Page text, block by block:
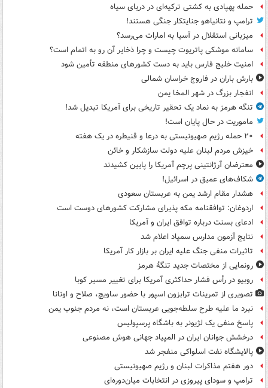
حمله پهپادی به کشتی ترکیه‌ای در دریای سیاه
ترامپ و نتانیاهو جنایتکار جنگی هستند!
میزبانی استقلال در آسیا به امارات می‌رسد؟
سامانه موشکی پاتریوت چیست و چرا ذخایر آن رو به اتمام است؟
امنیت خلیج فارس باید به دست کشورهای منطقه تأمین شود
بارش باران در فاروج خراسان شمالی
انفجار بزرگ در شهر المخا یمن
تنگه هرمز به نماد یک تحقیر تاریخی برای آمریکا تبدیل شد!
ماموریت در حال پایان است!
۲۰ حمله رژیم صهیونیستی به درعا و قنیطره در یک هفته
خیزش مردم لبنان علیه دولت سازشکار و خائن
معترضان آرژانتینی پرچم آمریکا را پایین کشیدند
شکاف‌های عمیق در اسرائیل!
هشدار مقام ارشد یمن به عربستان سعودی
اردوغان: توافقنامه مکه پذیرای مشارکت کشورهای دوست است
ادعای بسنت درباره توافق ایران و آمریکا
نتایج آزمون مدارس سمپاد اعلام شد
تاثیرات منفی جنگ علیه ایران بر بازار کار آمریکا
رونمایی از مختصات جدید تنگۀ هرمز
روبیو در رأس فشار حداکثری آمریکا برای تغییر مسیر کوبا
تصویری از تمرینات ترابزون اسپور با حضور ساویچ، صلاح و اونانا
نبرد ما علیه طرح سلطه‌جویی عربستان است، نه مردم جنوب یمن
پاسخ منفی یک لژیونر به باشگاه پرسپولیس
درخشش جوانان ایران در المپیاد جهانی هوش مصنوعی
پالایشگاه نفت اسلواکی منفجر شد
دور هفتم مذاکرات لبنان و رژیم صهیونیستی
ترامپ و سودای پیروزی در انتخابات میان‌دوره‌ای